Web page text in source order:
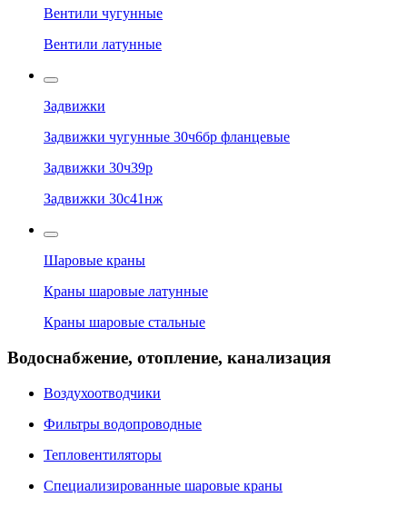
Вентили чугунные
Вентили латунные
Задвижки
Задвижки чугунные 30ч6бр фланцевые
Задвижки 30ч39р
Задвижки 30с41нж
Шаровые краны
Краны шаровые латунные
Краны шаровые стальные
Водоснабжение, отопление, канализация
Воздухоотводчики
Фильтры водопроводные
Тепловентиляторы
Специализированные шаровые краны